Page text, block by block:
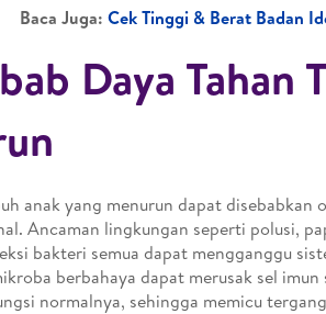
Baca Juga: Cek Tinggi & Berat Badan
Daya Tahan
anak yang menurun dapat
Ancaman lingkungan seperti polusi,
bakteri semua dapat mengganggu
berbahaya dapat merusak sel imun
normalnya, sehingga memicu